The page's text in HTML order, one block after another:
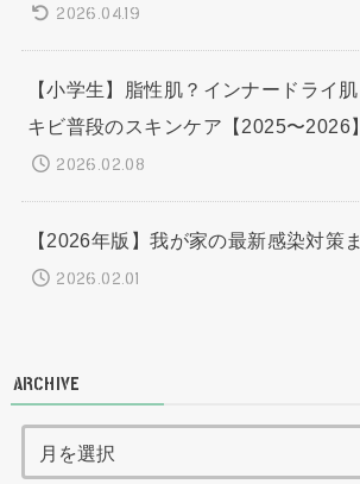
2026.04.19
【小学生】脂性肌？インナードライ
キビ普段のスキンケア【2025〜2026】
2026.02.08
【2026年版】我が家の最新感染対策
2026.02.01
ARCHIVE